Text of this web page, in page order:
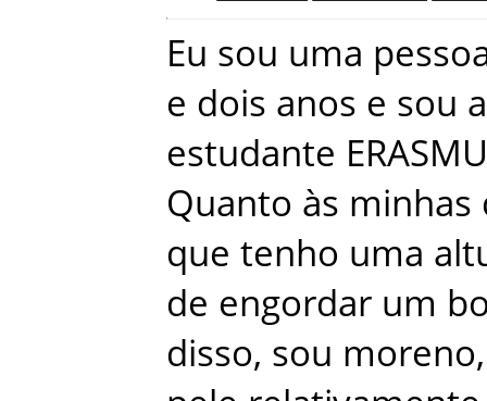
Eu sou uma
e dois anos e sou
estudante
Quanto às minhas
que tenho uma
de engordar um
disso, sou moreno,